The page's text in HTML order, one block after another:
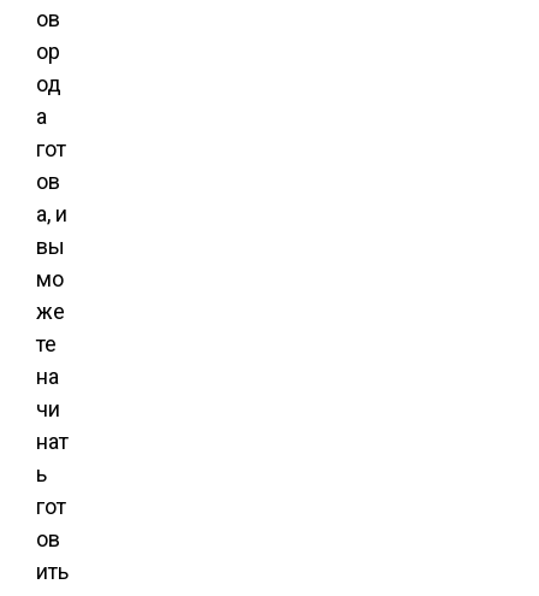
ов
ор
од
а
гот
ов
а, и
вы
мо
же
те
на
чи
нат
ь
гот
ов
ить